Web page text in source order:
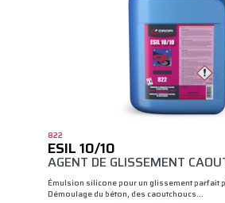
822
ESIL 10/10
AGENT DE GLISSEMENT
Émulsion silicone pour un glissement parfait
Démoulage du béton, des caoutchoucs…